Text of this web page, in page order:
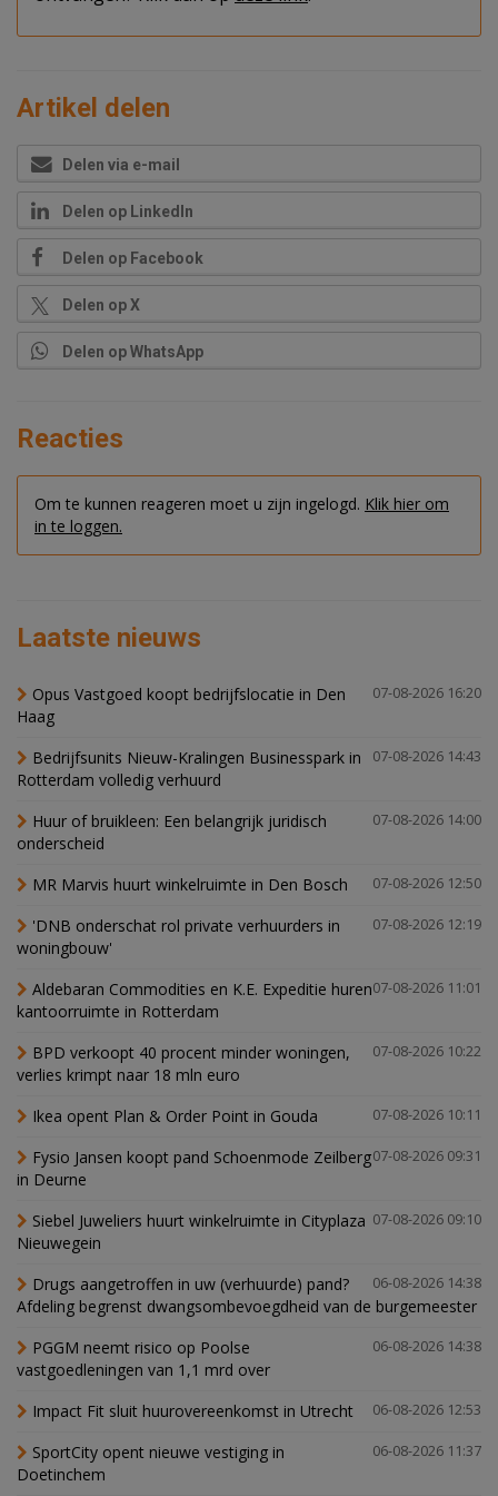
Artikel delen
Delen via e-mail
Delen op LinkedIn
Delen op Facebook
Delen op X
Delen op WhatsApp
Reacties
Om te kunnen reageren moet u zijn ingelogd. Klik hier om
in te loggen.
Laatste nieuws
07-08-2026 16:20
Opus Vastgoed koopt bedrijfslocatie in Den
Haag
07-08-2026 14:43
Bedrijfsunits Nieuw-Kralingen Businesspark in
Rotterdam volledig verhuurd
07-08-2026 14:00
Huur of bruikleen: Een belangrijk juridisch
onderscheid
07-08-2026 12:50
MR Marvis huurt winkelruimte in Den Bosch
07-08-2026 12:19
'DNB onderschat rol private verhuurders in
woningbouw'
07-08-2026 11:01
Aldebaran Commodities en K.E. Expeditie huren
kantoorruimte in Rotterdam
07-08-2026 10:22
BPD verkoopt 40 procent minder woningen,
verlies krimpt naar 18 mln euro
07-08-2026 10:11
Ikea opent Plan & Order Point in Gouda
07-08-2026 09:31
Fysio Jansen koopt pand Schoenmode Zeilberg
in Deurne
07-08-2026 09:10
Siebel Juweliers huurt winkelruimte in Cityplaza
Nieuwegein
06-08-2026 14:38
Drugs aangetroffen in uw (verhuurde) pand?
Afdeling begrenst dwangsombevoegdheid van de burgemeester
06-08-2026 14:38
PGGM neemt risico op Poolse
vastgoedleningen van 1,1 mrd over
06-08-2026 12:53
Impact Fit sluit huurovereenkomst in Utrecht
06-08-2026 11:37
SportCity opent nieuwe vestiging in
Doetinchem